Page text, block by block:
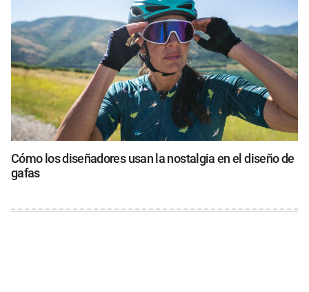
Cómo los diseñadores usan la nostalgia en el diseño de
gafas